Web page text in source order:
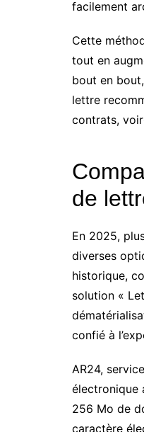
facilement
Cette
tout en
bout en
lettre
contrats,
de
En 2025,
diverses
historique,
solution «
confié à
AR24,
électronique
256 Mo de
caractère